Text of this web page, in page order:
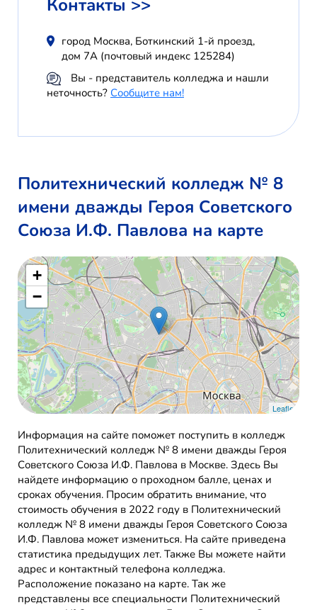
Контакты >>
город Москва, Боткинский 1-й проезд,
дом 7А (почтовый индекс 125284)
Вы - представитель колледжа и нашли
неточность? Сообщите нам!
Политехнический колледж № 8
имени дважды Героя Советского
Союза И.Ф. Павлова на карте
+
−
Leaflet
Информация на сайте поможет поступить в колледж
Политехнический колледж № 8 имени дважды Героя
Советского Союза И.Ф. Павлова в Москве. Здесь Вы
найдете информацию о проходном балле, ценах и
сроках обучения. Просим обратить внимание, что
стоимость обучения в 2022 году в Политехнический
колледж № 8 имени дважды Героя Советского Союза
И.Ф. Павлова может измениться. На сайте приведена
статистика предыдущих лет. Также Вы можете найти
адрес и контактный телефона колледжа.
Расположение показано на карте. Так же
представлены все специальности Политехнический